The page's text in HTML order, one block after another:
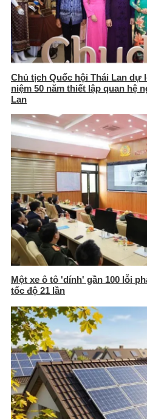
Chủ tịch Quốc hội Thái Lan dự
niệm 50 năm thiết lập quan hệ
Lan
Một xe ô tô 'dính' gần 100 lỗi
tốc độ 21 lần